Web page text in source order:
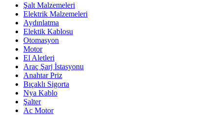
Şalt Malzemeleri
Elektrik Malzemeleri
Aydınlatma
Elektik Kablosu
Otomasyon
Motor
El Aletleri
Araç Şarj İstasyonu
Anahtar Priz
Bıçaklı Sigorta
Nya Kablo
Şalter
Ac Motor